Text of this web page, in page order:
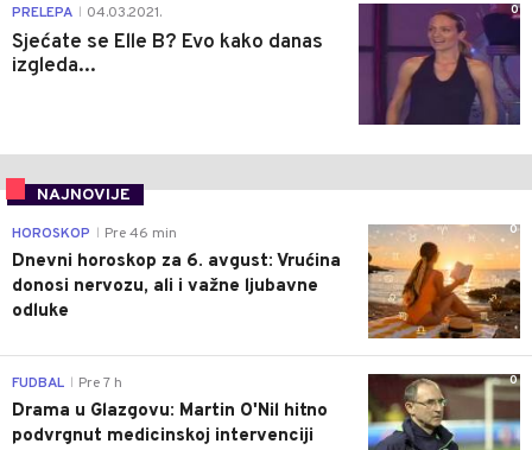
PRELEPA 04.03.2021.
Sjećate se Elle B? Evo kako danas
izgleda...
0
NAJNOVIJE
0
HOROSKOP Pre 46 min
Dnevni horoskop za 6. avgust: Vrućina
donosi nervozu, ali i važne ljubavne
odluke
0
FUDBAL Pre 7 h
Drama u Glazgovu: Martin O'Nil hitno
podvrgnut medicinskoj intervenciji